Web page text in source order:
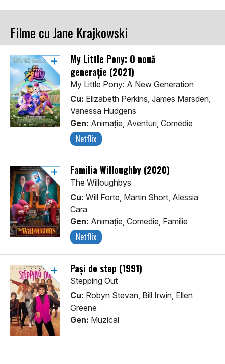
Filme cu Jane Krajkowski
My Little Pony: O nouă
generație (2021)
My Little Pony: A New Generation
Cu: Elizabeth Perkins, James Marsden,
Vanessa Hudgens
Gen: Animaţie, Aventuri, Comedie
Netflix
Familia Willoughby (2020)
The Willoughbys
Cu: Will Forte, Martin Short, Alessia
Cara
Gen: Animaţie, Comedie, Familie
Netflix
Pași de step (1991)
Stepping Out
Cu: Robyn Stevan, Bill Irwin, Ellen
Greene
Gen: Muzical